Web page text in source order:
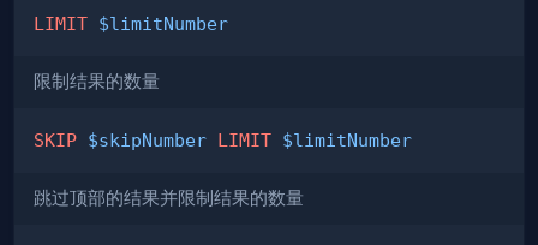
LIMIT $limitNumber
限制结果的数量
SKIP $skipNumber LIMIT $limitNumber
跳过顶部的结果并限制结果的数量